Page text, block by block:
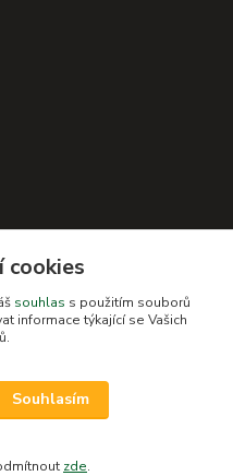
cookies
souhlas s použitím souborů
informace týkající se Vašich
Souhlasím
zde.